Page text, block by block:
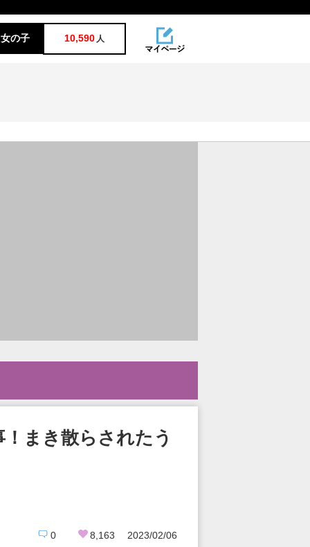
女の子 10,590 人
まき散らされたう
0 8,163 2023/02/06